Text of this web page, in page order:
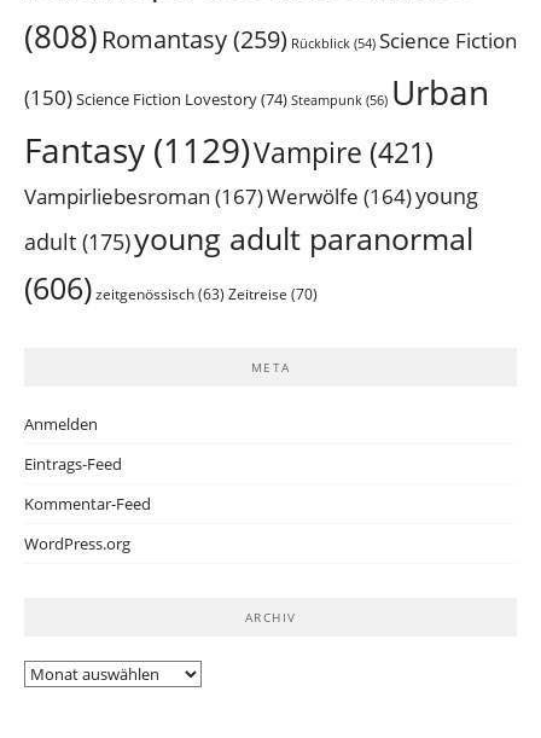
(808) Romantasy(259) Rückblick (54) Science Fiction
(150)Science Fiction Lovestory(74) Steampunk (56) Urban
Fantasy (1129)Vampire (421)
Vampirliebesroman (167)Werwölfe (164)young
adult (175)young adult paranormal
(606) zeitgenössisch (63) Zeitreise (70)
META
Anmelden
Eintrags-Feed
Kommentar-Feed
WordPress.org
ARCHIV
Archiv